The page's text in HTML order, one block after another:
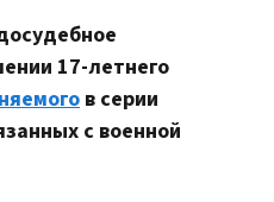
17-летнего
в серии
с военной